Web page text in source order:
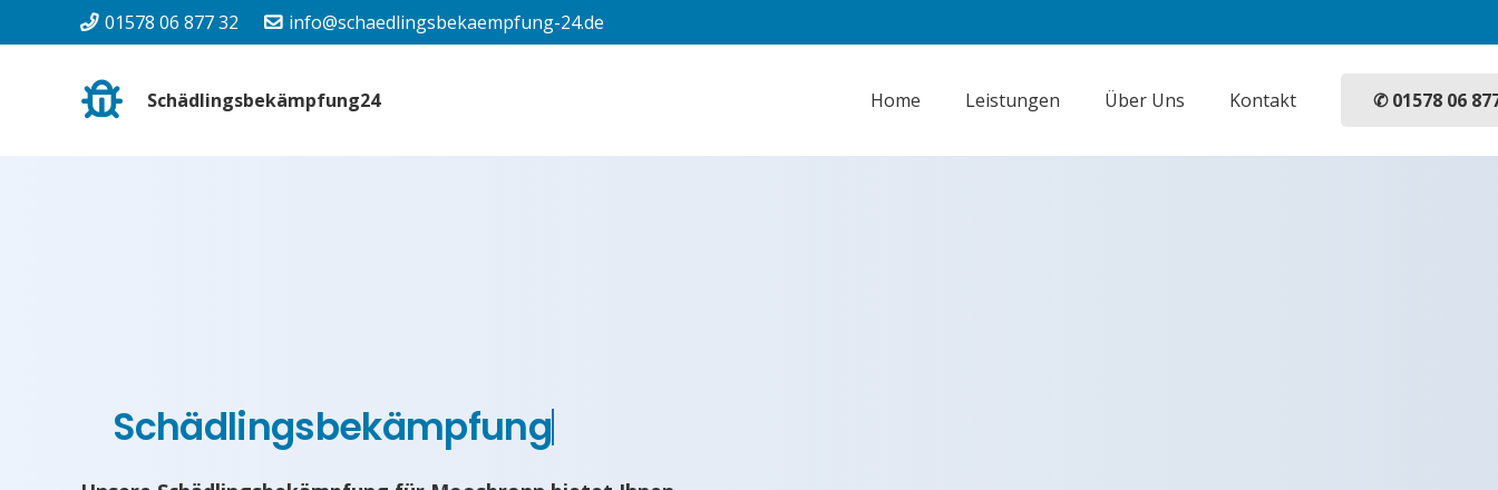
01578 06 877 32 info@schaedlingsbekaempfung-24.de
Schädlingsbekämpfung24 Home Leistungen Über Uns Kontakt ✆ 01578 06
Schädlingsbekämpfung